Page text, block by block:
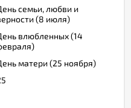
семьи, любви и
(8 июля)
влюбленных (14
матери (25 ноября)